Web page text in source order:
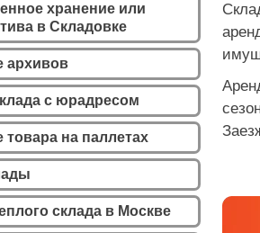
хранение или
в Складовке
архивов
с юрадресом
товара на паллетах
склада в Москве